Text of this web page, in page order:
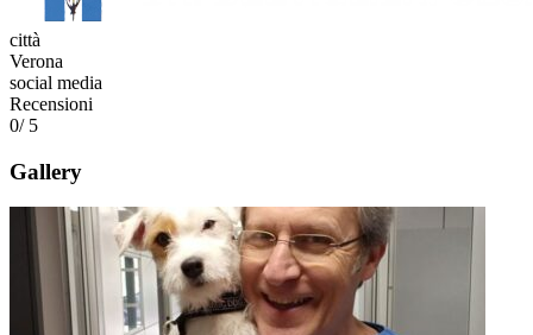
città
Verona
social media
Recensioni
0/ 5
Gallery